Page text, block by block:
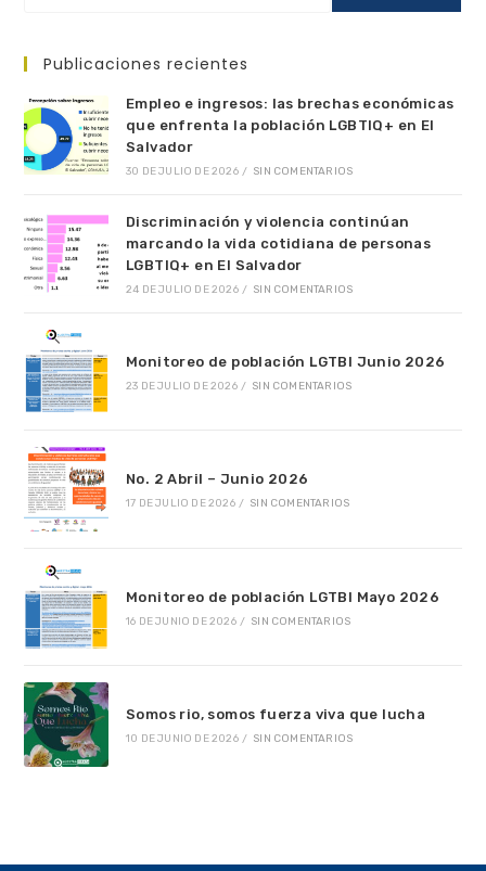
Publicaciones recientes
Empleo e ingresos: las brechas económicas
que enfrenta la población LGBTIQ+ en El
Salvador
30 DE JULIO DE 2026 / SIN COMENTARIOS
Discriminación y violencia continúan
marcando la vida cotidiana de personas
LGBTIQ+ en El Salvador
24 DE JULIO DE 2026 / SIN COMENTARIOS
Monitoreo de población LGTBI Junio 2026
23 DE JULIO DE 2026 / SIN COMENTARIOS
No. 2 Abril – Junio 2026
17 DE JULIO DE 2026 / SIN COMENTARIOS
Monitoreo de población LGTBI Mayo 2026
16 DE JUNIO DE 2026 / SIN COMENTARIOS
Somos rio, somos fuerza viva que lucha
10 DE JUNIO DE 2026 / SIN COMENTARIOS